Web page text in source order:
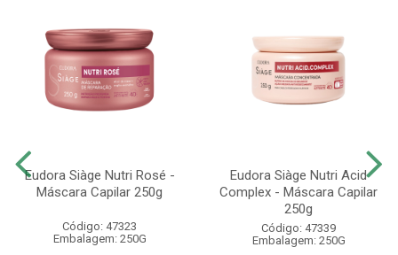
Eudora Siàge Nutri Rosé -
Máscara Capilar 250g
Código: 47323
Embalagem: 250G
Eudora Siàge Nutri Acid
Complex - Máscara Capilar
250g
Código: 47339
Embalagem: 250G